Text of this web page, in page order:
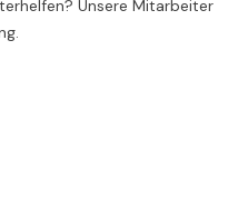
Unsere Mitarbeiter